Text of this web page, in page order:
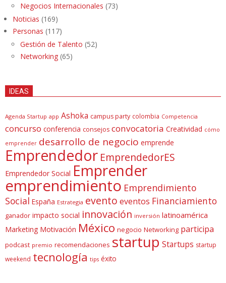
Negocios Internacionales (73)
Noticias (169)
Personas (117)
Gestión de Talento (52)
Networking (65)
IDEAS
Agenda Startup app Ashoka campus party colombia Competencia
concurso conferencia consejos convocatoria Creatividad cómo
emprender desarrollo de negocio emprende
Emprendedor EmprendedorES
Emprendedor Social Emprender
emprendimiento Emprendimiento
Social España Estrategia evento eventos Financiamiento
ganador impacto social innovación inversión latinoamérica
Marketing Motivación México negocio Networking participa
podcast premio recomendaciones startup Startups startup
weekend tecnología tips éxito